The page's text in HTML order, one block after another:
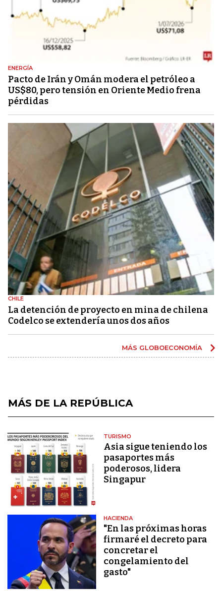
ENERGÍA
Pacto de Irán y Omán modera el petróleo a
US$80, pero tensión en Oriente Medio frena
pérdidas
CHILE
La detención de proyecto en mina de chilena
Codelco se extendería unos dos años
MÁS GLOBOECONOMÍA
MÁS DE LA REPÚBLICA
TURISMO
Asia sigue teniendo los
pasaportes más
poderosos, lidera
Singapur
HACIENDA
"En las próximas horas
firmaré el decreto para
concretar el
congelamiento del
gasto"